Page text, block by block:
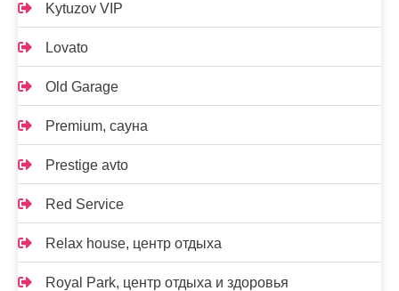
Kytuzov VIP
Lovato
Old Garage
Premium, сауна
Prestige avto
Red Service
Relax house, центр отдыха
Royal Park, центр отдыха и здоровья